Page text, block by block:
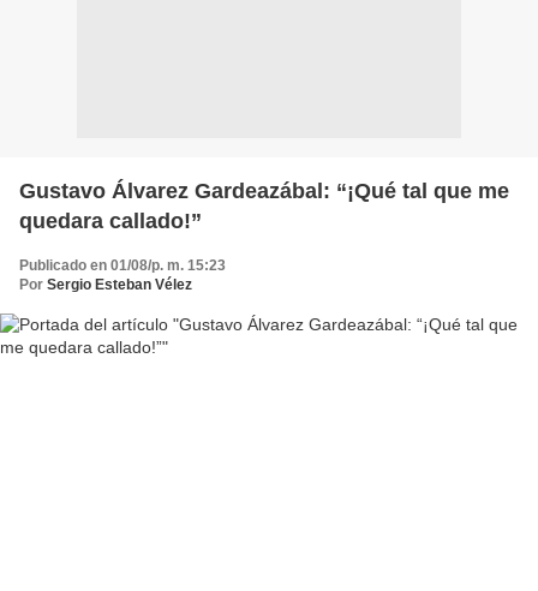
Gustavo Álvarez Gardeazábal: “¡Qué tal que me
quedara callado!”
Publicado en 01/08/p. m. 15:23
Por Sergio Esteban Vélez